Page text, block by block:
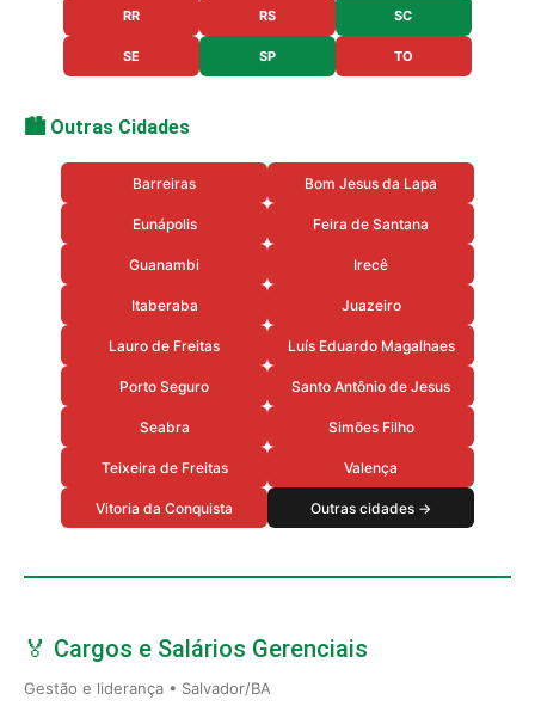
RR RS SC
SE SP TO
🏙️ Outras Cidades
Barreiras Bom Jesus da Lapa
Eunápolis Feira de Santana
Guanambi Irecê
Itaberaba Juazeiro
Lauro de Freitas Luís Eduardo Magalhaes
Porto Seguro Santo Antônio de Jesus
Seabra Simões Filho
Teixeira de Freitas Valença
Vitoria da Conquista Outras cidades →
🏅 Cargos e Salários Gerenciais
Gestão e liderança • Salvador/BA